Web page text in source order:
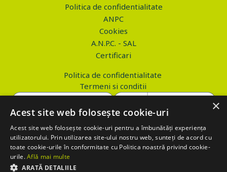
Politica de confidentialitate
ANPC
Cookies
A.N.P.C. - SAL
Certificari
Politica de confidentialitate
Termeni si conditii
Copyright © 2026 PROVA.ro
$('.btn_gdpr').click(function() { //alert('test'); var values='';
values+='action=accept-gdpr'; $.ajax({ method: "POST", url:
×
Acest site web folosește cookie-uri
Acest site web folosește cookie-uri pentru a îmbunătăți experiența
utilizatorului. Prin utilizarea site-ului nostru web, sunteți de acord cu
toate cookie-urile în conformitate cu Politica noastră privind cookie-
urile.Află mai multe
ARATĂ DETALIILE